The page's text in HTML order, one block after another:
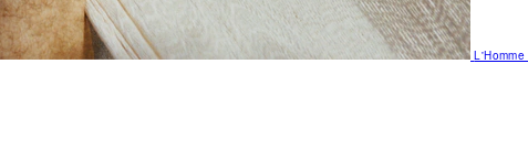
L'Homme